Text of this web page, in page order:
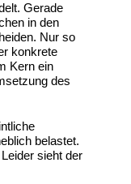
Gerade
in den
Nur so
konkrete
Kern ein
des
belastet.
sieht der